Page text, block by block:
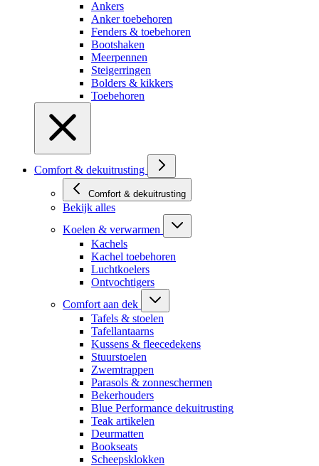
Ankers
Anker toebehoren
Fenders & toebehoren
Bootshaken
Meerpennen
Steigerringen
Bolders & kikkers
Toebehoren
Comfort & dekuitrusting
Comfort & dekuitrusting
Bekijk alles
Koelen & verwarmen
Kachels
Kachel toebehoren
Luchtkoelers
Ontvochtigers
Comfort aan dek
Tafels & stoelen
Tafellantaarns
Kussens & fleecedekens
Stuurstoelen
Zwemtrappen
Parasols & zonneschermen
Bekerhouders
Blue Performance dekuitrusting
Teak artikelen
Deurmatten
Bookseats
Scheepsklokken